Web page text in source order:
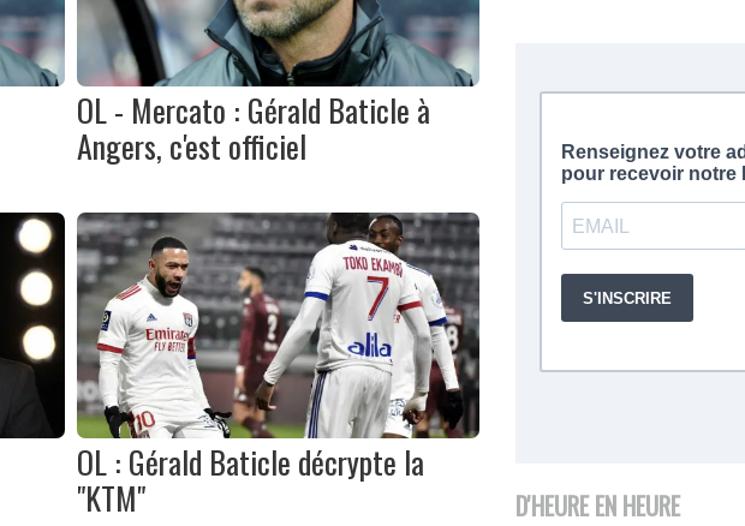
OL - Mercato : Gérald Baticle à
Angers, c'est officiel
OL : Gérald Baticle décrypte la
"KTM" D'HEURE EN HEURE